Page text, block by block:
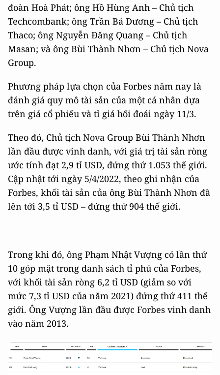
đoàn Hoà Phát; ông Hồ Hùng Anh – Chủ tịch
Techcombank; ông Trần Bá Dương – Chủ tịch
Thaco; ông Nguyễn Đăng Quang – Chủ tịch
Masan; và ông Bùi Thành Nhơn – Chủ tịch Nova
Group.
Phương pháp lựa chọn của Forbes năm nay là
đánh giá quy mô tài sản của một cá nhân dựa
trên giá cổ phiếu và tỉ giá hối đoái ngày 11/3.
Theo đó, Chủ tịch Nova Group Bùi Thành Nhơn
lần đầu được vinh danh, với giá trị tài sản ròng
ước tính đạt 2,9 tỉ USD, đứng thứ 1.053 thế giới.
Cập nhật tới ngày 5/4/2022, theo ghi nhận của
Forbes, khối tài sản của ông Bùi Thành Nhơn đã
lên tới 3,5 tỉ USD – đứng thứ 904 thế giới.
Trong khi đó, ông Phạm Nhật Vượng có lần thứ
10 góp mặt trong danh sách tỉ phú của Forbes,
với khối tài sản ròng 6,2 tỉ USD (giảm so với
mức 7,3 tỉ USD của năm 2021) đứng thứ 411 thế
giới. Ông Vượng lần đầu được Forbes vinh danh
vào năm 2013.